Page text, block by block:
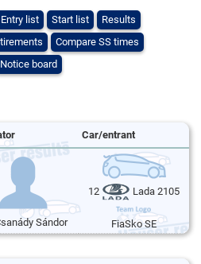
Entry list Start list
Results
Compare SS times
Notice board
Car/entrant
Sándor
12 Lada 2105
FiaSko SE